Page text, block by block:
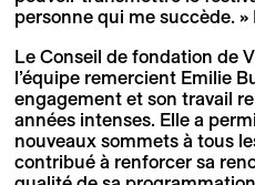
personne qui me succède. »
Le Conseil de fondation de
l’équipe remercient Emilie
engagement et son travail
années intenses. Elle a
nouveaux sommets à tous
contribué à renforcer sa